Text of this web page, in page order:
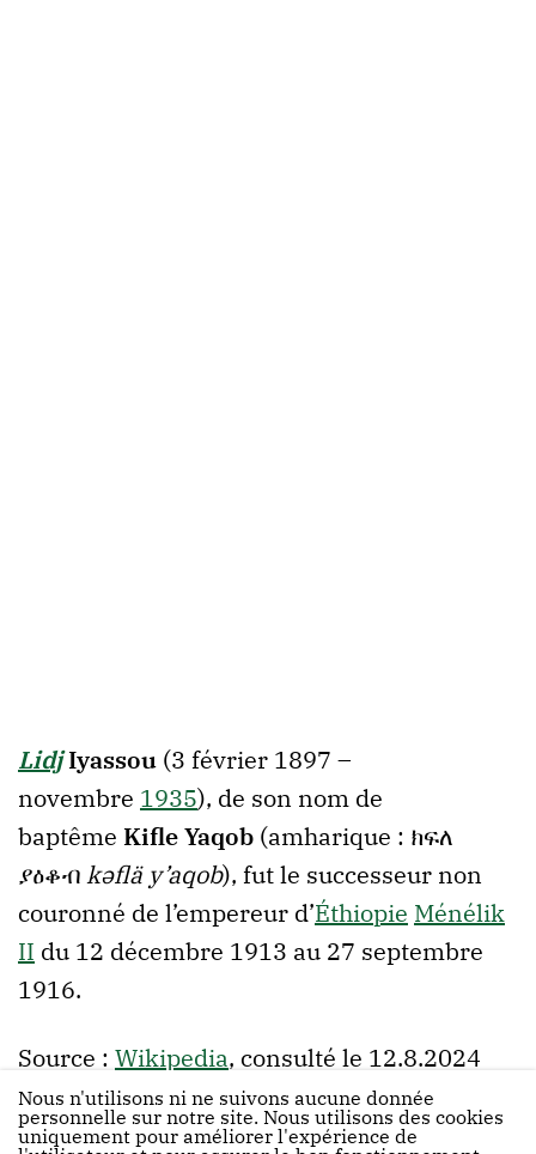
LidjIyassou (3 février 1897 –
novembre 1935), de son nom de
baptême Kifle Yaqob (amharique : ክፍለ
ያዕቆብkəflä y’aqob), fut le successeur non
couronné de l’empereur d’Éthiopie Ménélik
II du 12 décembre 1913 au 27 septembre
1916.
Source : Wikipedia, consulté le 12.8.2024
Nous n'utilisons ni ne suivons aucune donnée
personnelle sur notre site. Nous utilisons des cookies
uniquement pour améliorer l'expérience de